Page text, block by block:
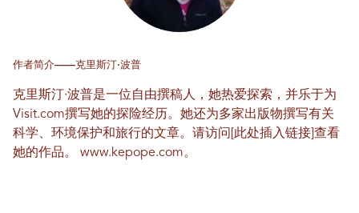
作者简介——克里斯汀·波普
克里斯汀·波普是一位自由撰稿人，她热爱探索，并乐于为
Visit.com撰写她的探险经历。她还为多家出版物撰写有关
科学、环境保护和旅行的文章。请访问[此处插入链接]查看
她的作品。 www.kepope.com。